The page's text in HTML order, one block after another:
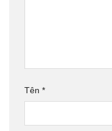
Tên *